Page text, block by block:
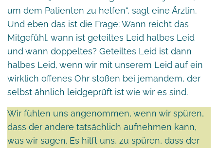
um dem Patienten zu helfen“, sagt eine Ärztin.
Und eben das ist die Frage: Wann reicht das
Mitgefühl, wann ist geteiltes Leid halbes Leid
und wann doppeltes? Geteiltes Leid ist dann
halbes Leid, wenn wir mit unserem Leid auf ein
wirklich offenes Ohr stoßen bei jemandem, der
selbst ähnlich leidgeprüft ist wie wir es sind.
Wir fühlen uns angenommen, wenn wir spüren,
dass der andere tatsächlich aufnehmen kann,
was wir sagen. Es hilft uns, zu spüren, dass der